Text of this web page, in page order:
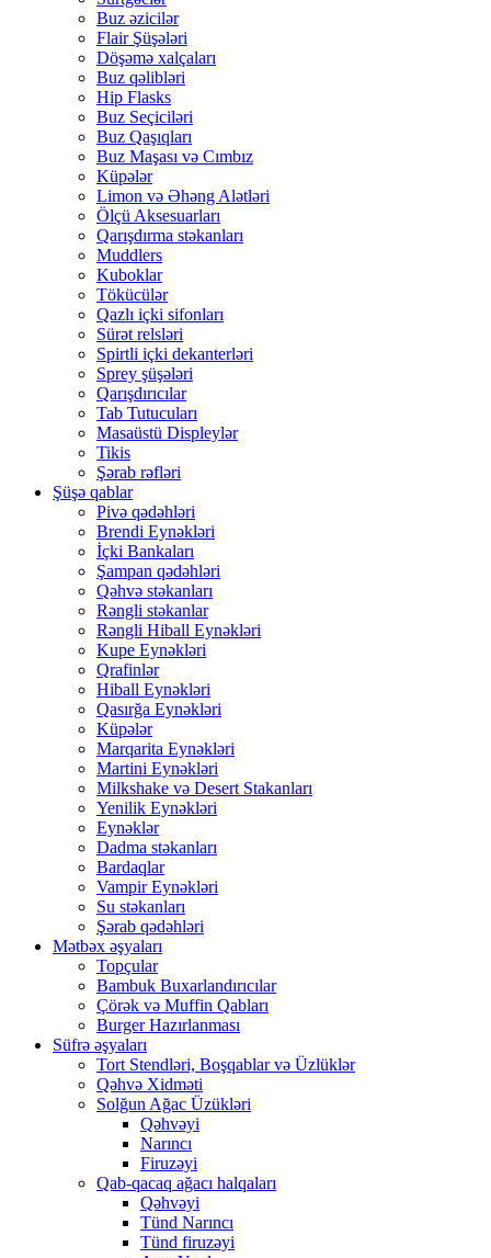
Buz əzicilər
Flair Şüşələri
Döşəmə xalçaları
Buz qəlibləri
Hip Flasks
Buz Seçiciləri
Buz Qaşıqları
Buz Maşası və Cımbız
Küpələr
Limon və Əhəng Alətləri
Ölçü Aksesuarları
Qarışdırma stəkanları
Muddlers
Kuboklar
Tökücülər
Qazlı içki sifonları
Sürət relsləri
Spirtli içki dekanterləri
Sprey şüşələri
Qarışdırıcılar
Tab Tutucuları
Masaüstü Displeylər
Tikis
Şərab rəfləri
Şüşə qablar
Pivə qədəhləri
Brendi Eynəkləri
İçki Bankaları
Şampan qədəhləri
Qəhvə stəkanları
Rəngli stəkanlar
Rəngli Hiball Eynəkləri
Kupe Eynəkləri
Qrafinlər
Hiball Eynəkləri
Qasırğa Eynəkləri
Küpələr
Marqarita Eynəkləri
Martini Eynəkləri
Milkshake və Desert Stakanları
Yenilik Eynəkləri
Eynəklər
Dadma stəkanları
Bardaqlar
Vampir Eynəkləri
Su stəkanları
Şərab qədəhləri
Mətbəx əşyaları
Topçular
Bambuk Buxarlandırıcılar
Çörək və Muffin Qabları
Burger Hazırlanması
Süfrə əşyaları
Tort Stendləri, Boşqablar və Üzlüklər
Qəhvə Xidməti
Solğun Ağac Üzükləri
Qəhvəyi
Narıncı
Firuzəyi
Qab-qacaq ağacı halqaları
Qəhvəyi
Tünd Narıncı
Tünd firuzəyi